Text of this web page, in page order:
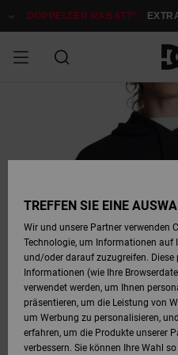
Produktinformation
DOPPELTER RABATT*:
SALE
KINDER
SKATE
TREFFEN SIE EINE
Wir und unsere Partner verwenden
Technologie, um Informationen auf
und/oder darauf zuzugreifen. Diese
Informationen (wie Ihre
verwendet werden, um Ihnen
präsentieren, um die Leistung von
um Werbung zu personalisieren,
erfahren, um die Produkte unserer
verbessern. Sie können Ihre Wahl